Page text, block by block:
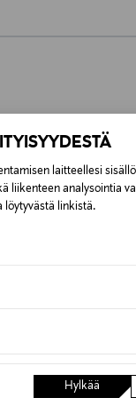
laitteellesi
liikenteen analysointia
löytyvästä linkistä.
Hylkää
€–50,00 €
6,90 €, kun toimitus